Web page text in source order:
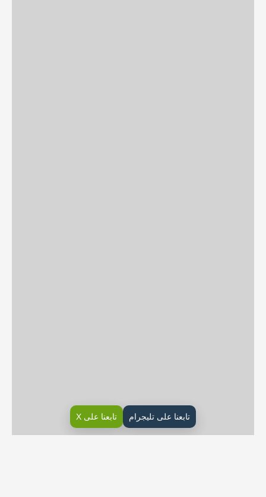
تابعنا على تليجرام تابعنا على X